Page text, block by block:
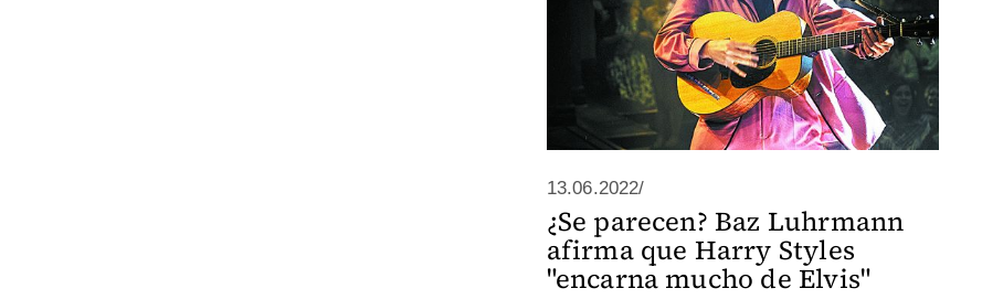
13.06.2022/
¿Se parecen? Baz Luhrmann
afirma que Harry Styles
"encarna mucho de Elvis"